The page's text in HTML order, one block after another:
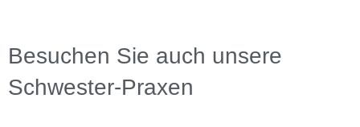
Besuchen Sie auch unsere
Schwester-Praxen